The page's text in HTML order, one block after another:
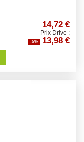
14,72 €
Prix Drive :
-5% 13,98 €